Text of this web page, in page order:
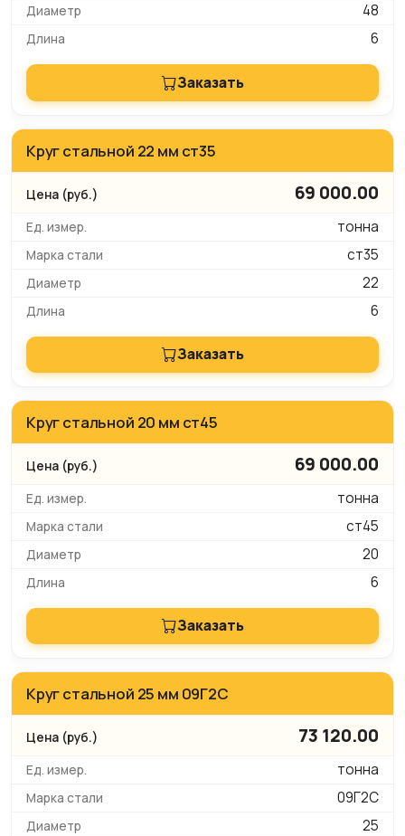
48
6
Заказать
Круг стальной 22 мм ст35
69 000.00
тонна
ст35
22
6
Заказать
Круг стальной 20 мм ст45
69 000.00
тонна
ст45
20
6
Заказать
Круг стальной 25 мм 09Г2С
73 120.00
тонна
09Г2С
25